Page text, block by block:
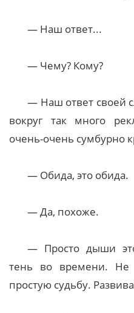
— Наш ответ...
— Чему? Кому?
— Наш ответ своей
вокруг так много
очень-очень сумбурно
— Обида, это обида.
— Да, похоже.
— Просто дыши
тень во времени. Не
простую судьбу.